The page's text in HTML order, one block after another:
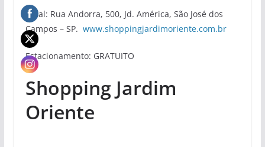
Local: Rua Andorra, 500, Jd. América, São José dos
Campos – SP. www.shoppingjardimoriente.com.br
Estacionamento: GRATUITO
Shopping Jardim
Oriente